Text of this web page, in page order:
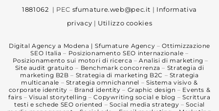
1881062 | PEC sfumature.web@pec.it | Informativa
privacy | Utilizzo cookies
Digital Agency a Modena | Sfumature Agency –Ottimizzazione
SEO Italia – Posizionamento SEO internazionale –
Posizionamento sui motori di ricerca –Analisi di marketing –
Site audit gratuito – Benchmark concorrenza – Strategia di
marketing B2B – Strategia di marketing B2C – Strategia
multicanale – Strategia omnichannel – Sistema visivo &
corporate identity – Brand identity – Graphic design – Events &
fairs –Visual storytelling –Copywriting social e blog – Scrittura
testi e schede SEO oriented – Social media strategy –Social